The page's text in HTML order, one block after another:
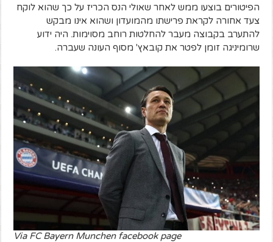
הפיטורים בוצעו ממש לאחר שאולי הנס הכריז על כך שהוא לוקח
צעד אחורה לקראת פרישתו מהמועדון ושהוא אינו מבקש
להתערב בקבוצה מעבר להחלטות רוחב מסוימות. היה ידוע
שרומיניגה זומן לפטר את קובאץ' מסוף העונה שעברה.
Via FC Bayern Munchen facebook page